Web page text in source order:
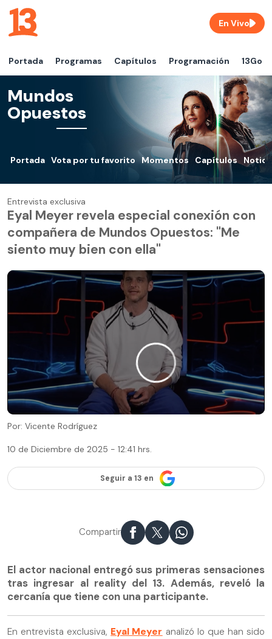
Portada Programas Capítulos Programación 13Go
En Vivo
Mundos
Opuestos
Portada Vota por tu favorito Momentos Capítulos
Entrevista exclusiva
Eyal Meyer revela especial conexión con
compañera de Mundos Opuestos: "Me
siento muy bien con ella"
Por: Vicente Rodríguez
10 de Diciembre de 2025 - 12:41 hrs.
Seguir a 13 en
Compartir
El actor nacional entregó sus primeras sensaciones
tras ingresar al reality del 13. Además, reveló la
cercanía que tiene con una participante.
En entrevista exclusiva, Eyal Meyer analizó lo que han sido